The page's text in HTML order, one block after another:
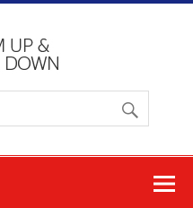
Blog
und